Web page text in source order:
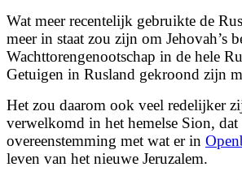
Wat meer recentelijk gebruikte de
meer in staat zou zijn om Jehovah’s
Wachttorengenootschap in de hele
Getuigen in Rusland gekroond zijn
Het zou daarom ook veel redelijker
verwelkomd in het hemelse Sion,
overeenstemming met wat er in
leven van het nieuwe Jeruzalem.